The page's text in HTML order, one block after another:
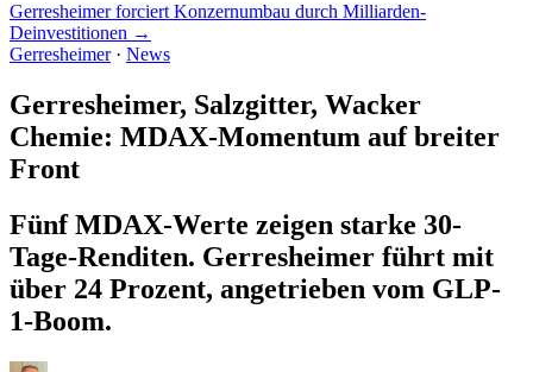
Gerresheimer forciert Konzernumbau durch Milliarden-
Deinvestitionen →
Gerresheimer · News
Gerresheimer, Salzgitter, Wacker
Chemie: MDAX-Momentum auf breiter
Front
Fünf MDAX-Werte zeigen starke 30-
Tage-Renditen. Gerresheimer führt mit
über 24 Prozent, angetrieben vom GLP-
1-Boom.